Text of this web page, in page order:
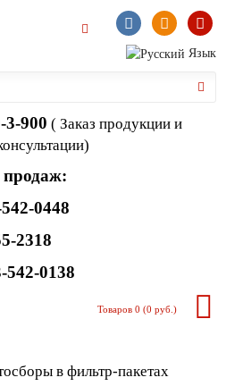
Язык
3-900 ( Заказ продукции и
продаж:
0448
2318
0138
Товаров 0 (0 руб.)
в фильтр-пакетах